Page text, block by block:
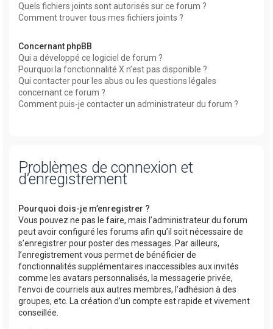
Quels fichiers joints sont autorisés sur ce forum ?
Comment trouver tous mes fichiers joints ?
Concernant phpBB
Qui a développé ce logiciel de forum ?
Pourquoi la fonctionnalité X n’est pas disponible ?
Qui contacter pour les abus ou les questions légales
concernant ce forum ?
Comment puis-je contacter un administrateur du forum ?
Problèmes de connexion et
d’enregistrement
Pourquoi dois-je m’enregistrer ?
Vous pouvez ne pas le faire, mais l’administrateur du forum
peut avoir configuré les forums afin qu’il soit nécessaire de
s’enregistrer pour poster des messages. Par ailleurs,
l’enregistrement vous permet de bénéficier de
fonctionnalités supplémentaires inaccessibles aux invités
comme les avatars personnalisés, la messagerie privée,
l’envoi de courriels aux autres membres, l’adhésion à des
groupes, etc. La création d’un compte est rapide et vivement
conseillée.